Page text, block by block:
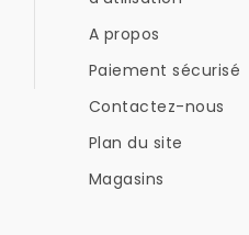
A propos
Paiement sécurisé
Contactez-nous
Plan du site
Magasins